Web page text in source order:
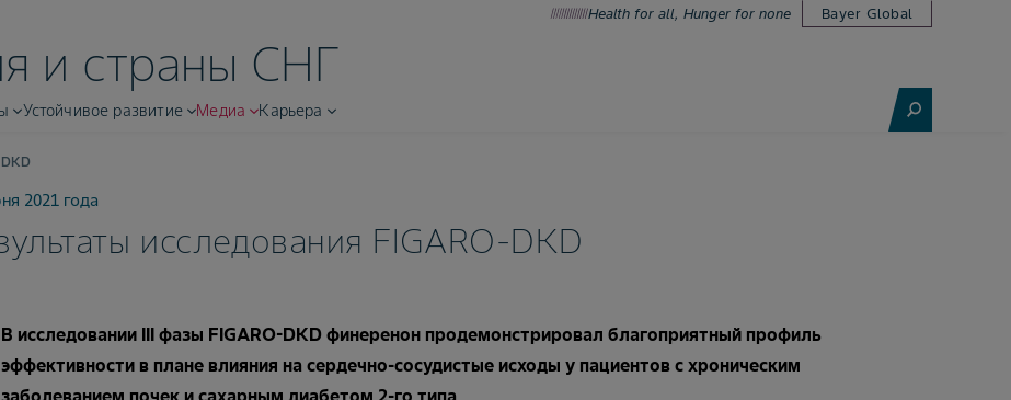
Health for all, Hunger for none Bayer Global
и страны СНГ
Устойчивое развитие Медиа Карьера
2021 года
исследования FIGARO-DKD
В исследовании III фазы FIGARO-DKD финеренон продемонстрировал благоприятный профиль
эффективности в плане влияния на сердечно-сосудистые исходы у пациентов с хроническим
заболеванием почек и сахарным диабетом 2-го типа